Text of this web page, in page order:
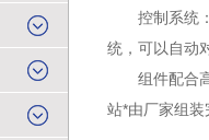
控制系统：
统，可以自动
组件配合高
站*由厂家组